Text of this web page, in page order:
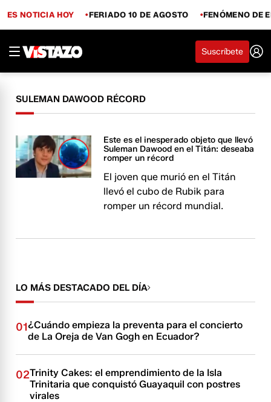
ES NOTICIA HOY FERIADO 10 DE AGOSTO FENÓMENO DE
Suscríbete
SULEMAN DAWOOD RÉCORD
Este es el inesperado objeto que llevó
Suleman Dawood en el Titán: deseaba
romper un récord
El joven que murió en el Titán
llevó el cubo de Rubik para
romper un récord mundial.
LO MÁS DESTACADO DEL DÍA
01¿Cuándo empieza la preventa para el concierto
de La Oreja de Van Gogh en Ecuador?
02Trinity Cakes: el emprendimiento de la Isla
Trinitaria que conquistó Guayaquil con postres
virales